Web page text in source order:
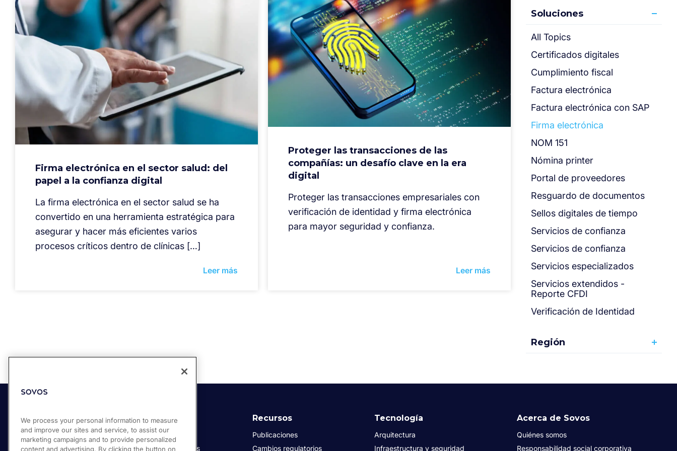
Soluciones
All Topics
Certificados digitales
Cumplimiento fiscal
Factura electrónica
Factura electrónica con SAP
Firma electrónica
NOM 151
Nómina printer
Portal de proveedores
Resguardo de documentos
Sellos digitales de tiempo
Servicios de confianza
Servicios de confianza
Servicios especializados
Servicios extendidos -
Reporte CFDI
Verificación de Identidad
Región
Firma electrónica en el sector salud: del
papel a la confianza digital
La firma electrónica en el sector salud se ha
convertido en una herramienta estratégica para
asegurar y hacer más eficientes varios
procesos críticos dentro de clínicas […]
Leer más
Proteger las transacciones de las
compañías: un desafío clave en la era
digital
Proteger las transacciones empresariales con
verificación de identidad y firma electrónica
para mayor seguridad y confianza.
Leer más
Soluciones
Compliance Cloud
Productos
Industrias
Manufactura
Servicios financieros
Recursos
Publicaciones
Cambios regulatorios
Tecnología
Arquitectura
Infraestructura y seguridad
Acerca de Sovos
Quiénes somos
Responsabilidad social corporativa
We process your personal information to measure
and improve our sites and service, to assist our
marketing campaigns and to provide personalized
content and advertising. By clicking the button on